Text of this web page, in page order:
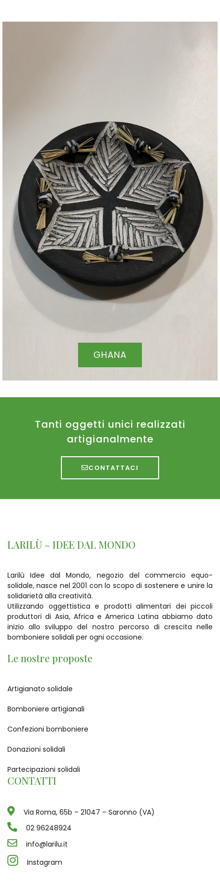
GHANA
Tanti oggetti unici realizzati
artigianalmente
CONTATTACI
LARILÙ – IDEE DAL MONDO
Larilù Idee dal Mondo, negozio del commercio equo-
solidale, nasce nel 2001 con lo scopo di sostenere e unire la
solidarietà alla creatività.
Utilizzando oggettistica e prodotti alimentari dei piccoli
produttori di Asia, Africa e America Latina abbiamo dato
inizio allo sviluppo del nostro percorso di crescita nelle
bomboniere solidali per ogni occasione.
Le nostre proposte
Artigianato solidale
Bomboniere artigianali
Confezioni bomboniere
Donazioni solidali
Partecipazioni solidali
CONTATTI
Via Roma, 65b – 21047 – Saronno (VA)
02 96248924
info@larilu.it
Instagram